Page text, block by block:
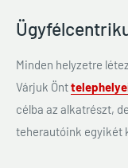
Minden helyzetre
Várjuk Önt
célba az alkatrészt,
teherautóink egyikét